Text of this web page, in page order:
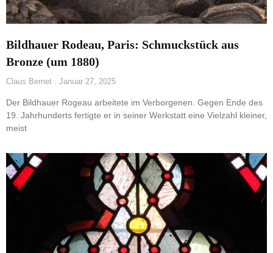
Bildhauer Rodeau, Paris: Schmuckstück aus
Bronze (um 1880)
Claus Bernet Januar 27, 2025
Der Bildhauer Rogeau arbeitete im Verborgenen. Gegen Ende des
19. Jahrhunderts fertigte er in seiner Werkstatt eine Vielzahl kleiner,
meist